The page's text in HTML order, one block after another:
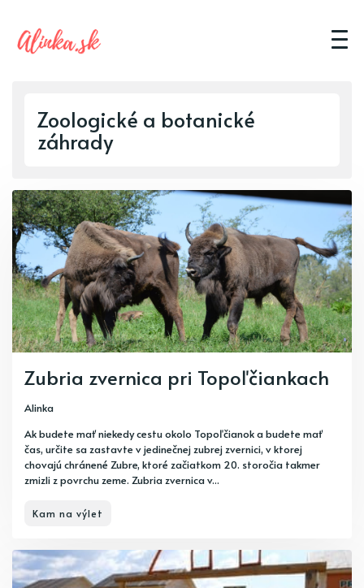
Zoologické a botanické
záhrady
Zubria zvernica pri Topoľčiankach
Alinka
Ak budete mať niekedy cestu okolo Topoľčianok a budete mať
čas, určite sa zastavte v jedinečnej zubrej zvernici, v ktorej
chovajú chránené Zubre, ktoré začiatkom 20. storočia takmer
zmizli z povrchu zeme. Zubria zvernica v...
Kam na výlet